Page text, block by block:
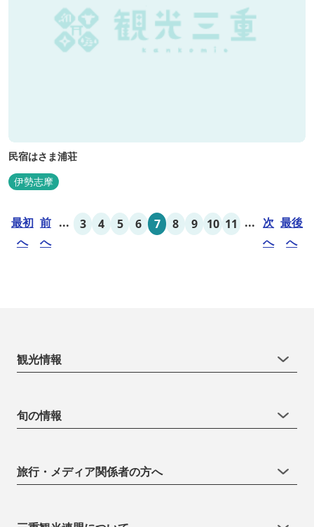
民宿はさま浦荘
伊勢志摩
最初
へ
前
へ
... 3 4 5 6 7 8 9 10 11 ... 次
へ
最後
へ
観光情報
旬の情報
旅行・メディア関係者の方へ